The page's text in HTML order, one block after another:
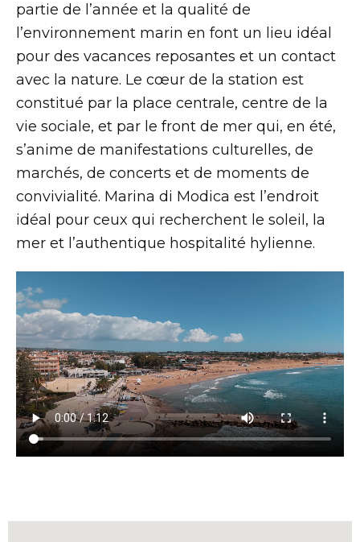
partie de l’année et la qualité de
l’environnement marin en font un lieu idéal
pour des vacances reposantes et un contact
avec la nature. Le cœur de la station est
constitué par la place centrale, centre de la
vie sociale, et par le front de mer qui, en été,
s’anime de manifestations culturelles, de
marchés, de concerts et de moments de
convivialité. Marina di Modica est l’endroit
idéal pour ceux qui recherchent le soleil, la
mer et l’authentique hospitalité hylienne.